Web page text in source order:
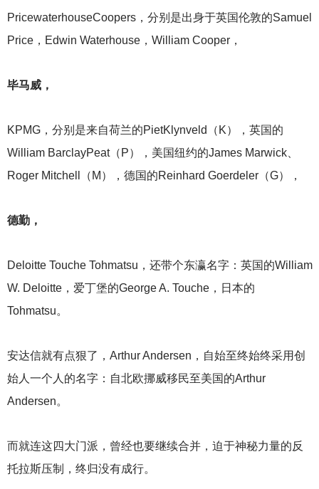
PricewaterhouseCoopers，分别是出身于英国伦敦的Samuel
Price，Edwin Waterhouse，William Cooper，
毕马威，
KPMG，分别是来自荷兰的PietKlynveld（K），英国的
William BarclayPeat（P），美国纽约的James Marwick、
Roger Mitchell（M），德国的Reinhard Goerdeler（G），
德勤，
Deloitte Touche Tohmatsu ，还带个东瀛名字：英国的William
W. Deloitte，爱丁堡的George A. Touche，日本的
Tohmatsu。
安达信就有点狠了，Arthur Andersen，自始至终始终采用创
始人一个人的名字：自北欧挪威移民至美国的Arthur
Andersen。
而就连这四大门派，曾经也要继续合并，迫于神秘力量的反
托拉斯压制，终归没有成行。